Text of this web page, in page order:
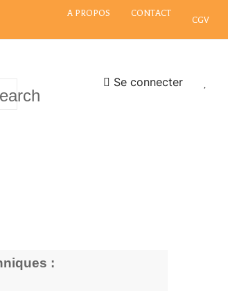
A PROPOS CONTACT
CGV
Se connecter
: